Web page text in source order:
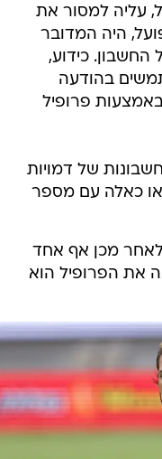
עליה למסור את
היה המדובר
כידוע,
בהודעה
פרופיל
של דמויות
או כאלה עם מספר
לאחר מכן אף אחד
את הפרופיל הוא